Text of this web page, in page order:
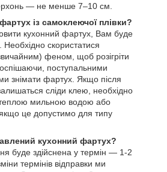
— не менше 7–10 см.
із самоклеючої плівки?
кухонний фартух, Вам буде
Необхідно скористатися
феном, щоб розігріти
поступальними
знімати фартух. Якщо після
сліди клею, необхідно
мильною водою або
це допустимо для типу
кухонний фартух?
буде здійснена у термін — 1-2
термінів відправки ми